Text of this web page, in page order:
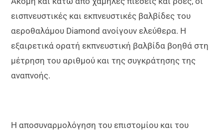
εισπνευστικές και εκπνευστικές βαλβίδες του
αεροθαλάμου Diamond ανοίγουν ελεύθερα. Η
εξαιρετικά ορατή εκπνευστική βαλβίδα βοηθά στη
μέτρηση του αριθμού και της συγκράτησης της
αναπνοής.
Η αποσυναρμολόγηση του επιστομίου και του